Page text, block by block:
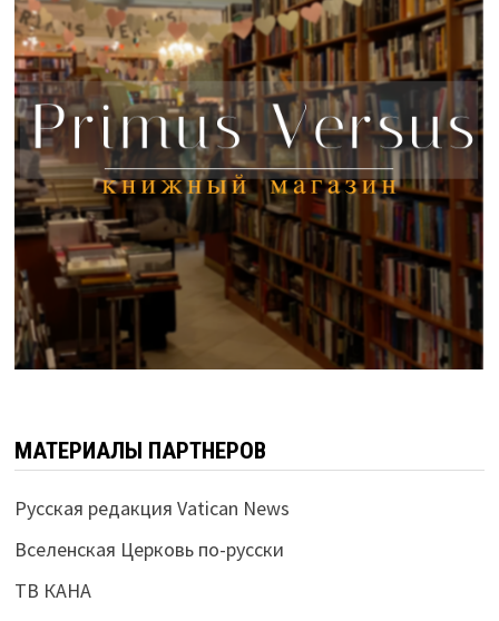
МАТЕРИАЛЫ ПАРТНЕРОВ
Русская редакция Vatican News
Вселенская Церковь по-русски
ТВ КАНА